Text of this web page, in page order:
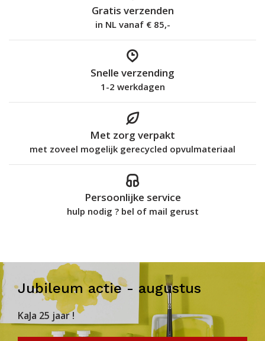
Gratis verzenden
in NL vanaf € 85,-
Snelle verzending
1-2 werkdagen
Met zorg verpakt
met zoveel mogelijk gerecycled opvulmateriaal
Persoonlijke service
hulp nodig ? bel of mail gerust
Jubileum actie - augustus
KaJa 25 jaar !